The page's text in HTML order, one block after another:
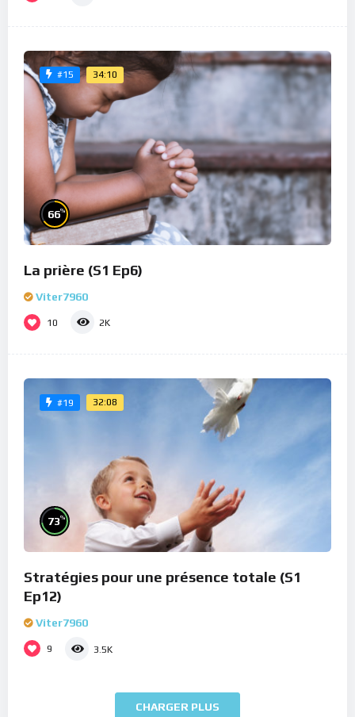
#15 34:10
66%
La prière (S1 Ep6)
Viter7960
10 2K
#19 32:08
73%
Stratégies pour une présence totale (S1
Ep12)
Viter7960
9 3.5K
CHARGER PLUS